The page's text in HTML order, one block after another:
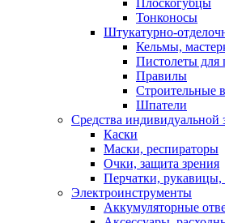
Тонконосы
Штукатурно-
Кельмы,
Пистолеты для
Правилы
Строительные
Шпатели
Средства индивидуальной
Каски
Маски, респираторы
Очки, защита зрения
Перчатки, рукавицы,
Электроинструменты
Аккумуляторные